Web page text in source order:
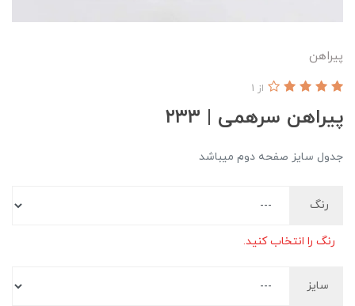
پیراهن
پیراهن سرهمی | ۲۳۳
از 1
جدول سایز صفحه دوم میباشد
رنگ
رنگ را انتخاب کنید.
سایز